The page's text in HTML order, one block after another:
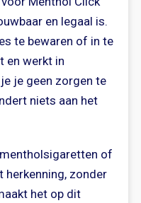
en legaal is.
te bewaren of in te
en werkt in
je geen zorgen te
niets aan het
of
zonder
het op dit